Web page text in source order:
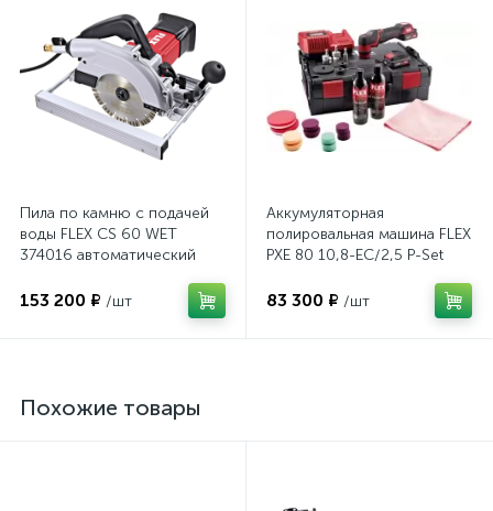
Пила по камню с подачей
воды FLEX CS 60 WET
374016 автоматический
153 200 ₽ /шт
Аккумуляторная
полировальная машина FLEX
PXE 80 10,8-EC/2,5 P-Set
83 300 ₽ /шт
Похожие товары